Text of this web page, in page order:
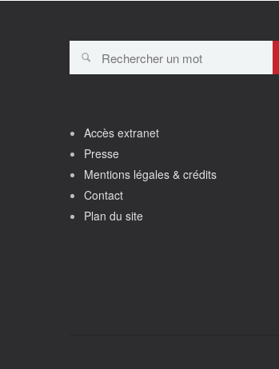
Accès extranet
Presse
Mentions légales & crédits
Contact
Plan du site